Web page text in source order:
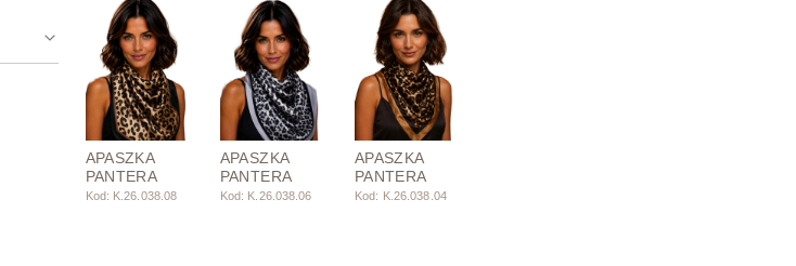
APASZKA
PANTERA
Kod: K.26.038.08
APASZKA
PANTERA
Kod: K.26.038.06
APASZKA
PANTERA
Kod: K.26.038.04